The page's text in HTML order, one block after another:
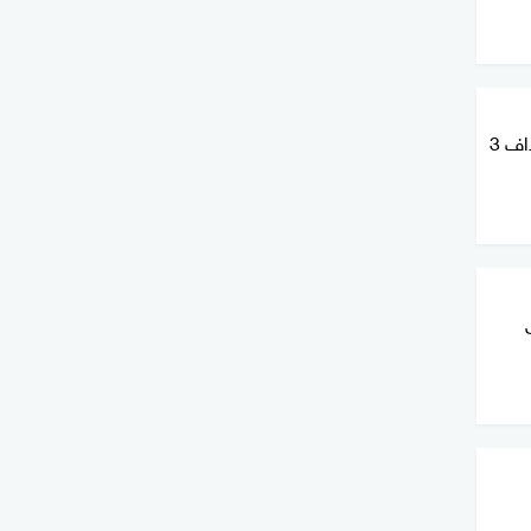
فصائل عراقية مسلحة تعلن استهداف 3